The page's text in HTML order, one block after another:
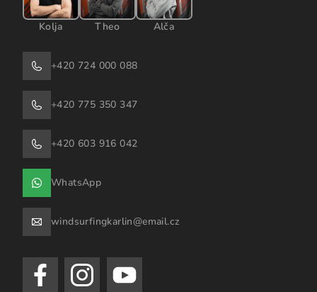
Kolja Theo Alča
+420 724 000 088
+420 775 350 347
+420 603 916 042
WhatsApp
windsurfingkarlin@email.cz